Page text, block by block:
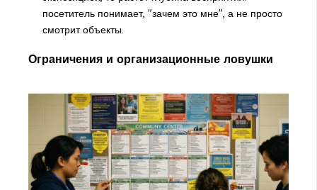
посетитель понимает, "зачем это мне", а не просто
смотрит объекты.
Ограничения и организационные ловушки